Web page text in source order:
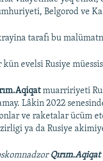
Belgorod ve
tarafı bu
kün evelsi Rusiye
muarririyeti
Lâkin 2022
ve raketalar ücüm
ya da Rusiye
Qırım.Aqiqat